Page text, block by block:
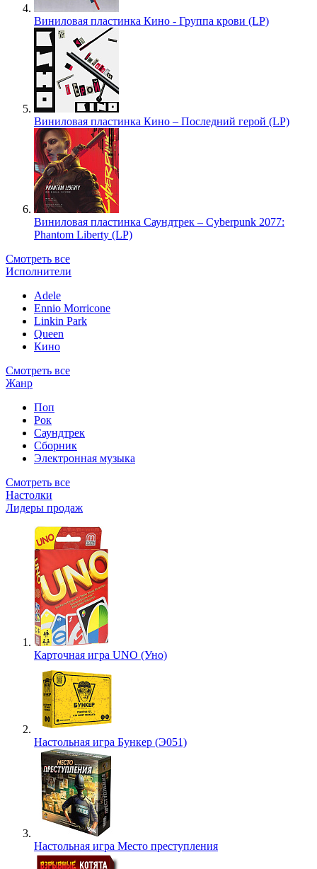
Виниловая пластинка Кино - Группа крови (LP)
Виниловая пластинка Кино – Последний герой (LP)
Виниловая пластинка Саундтрек – Cyberpunk 2077:
Phantom Liberty (LP)
Смотреть все
Исполнители
Adele
Ennio Morricone
Linkin Park
Queen
Кино
Смотреть все
Жанр
Поп
Рок
Саундтрек
Сборник
Электронная музыка
Смотреть все
Настолки
Лидеры продаж
Карточная игра UNO (Уно)
Настольная игра Бункер (Э051)
Настольная игра Место преступления